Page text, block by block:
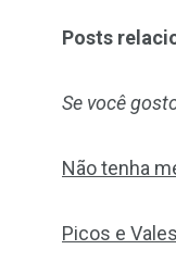
Posts
Se você
Não tenha
Picos e Vales